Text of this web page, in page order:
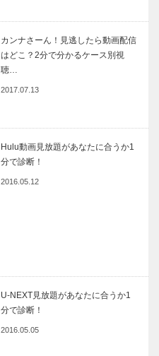
カンナさーん！見逃したら動画配信
はどこ？2分で分かるケース別視
聴…
2017.07.13
Hulu動画見放題があなたに合うか1
分で診断！
2016.05.12
U-NEXT見放題があなたに合うか1
分で診断！
2016.05.05